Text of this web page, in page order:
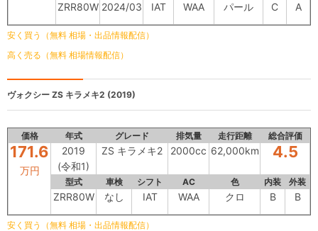
ZRR80W 2024/03 IAT WAA パール C A
安く買う（無料 相場・出品情報配信）
高く売る（無料 相場情報配信）
ヴォクシー ZS キラメキ2 (2019)
価格 年式 グレード 排気量 走行距離 総合評価
171.6
万円
2019
(令和1)
ZS キラメキ2 2000cc 62,000km 4.5
型式 車検 シフト AC 色 内装 外装
ZRR80W なし IAT WAA クロ B B
安く買う（無料 相場・出品情報配信）